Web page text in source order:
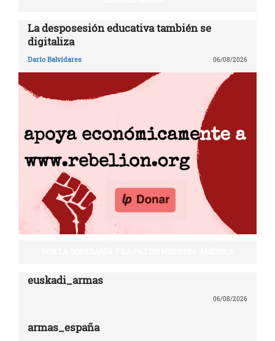
La desposesión educativa también se
digitaliza
Darío Balvidares 06/08/2026
euskadi_armas
06/08/2026
armas_españa